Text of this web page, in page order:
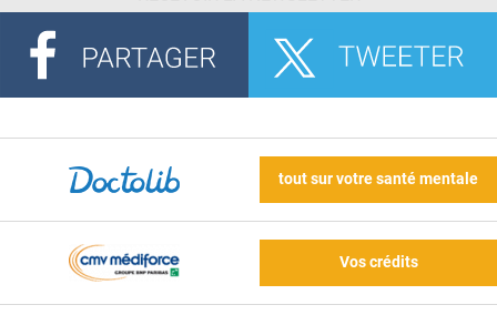
tout sur votre santé mentale
Vos crédits